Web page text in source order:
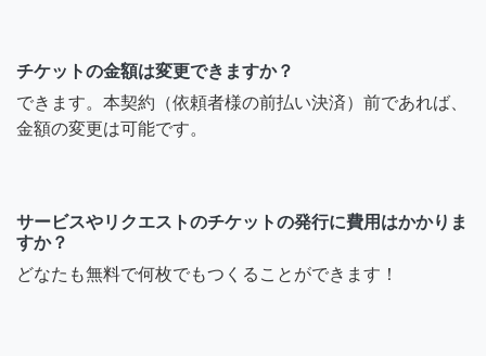
チケットの金額は変更できますか？
できます。本契約（依頼者様の前払い決済）前であれば、
金額の変更は可能です。
サービスやリクエストのチケットの発行に費用はかかりま
すか？
どなたも無料で何枚でもつくることができます！